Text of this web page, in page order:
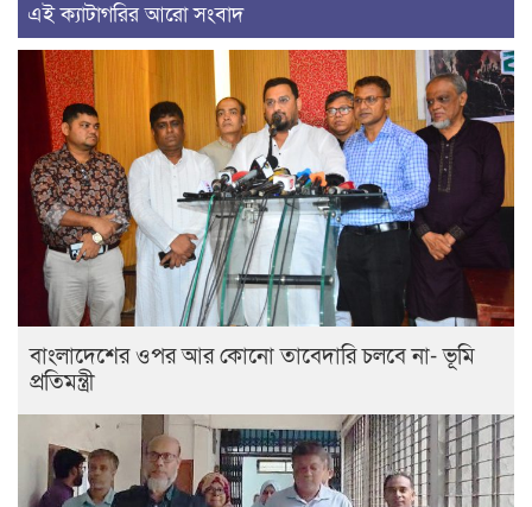
এই ক্যাটাগরির আরো সংবাদ
বাংলাদেশের ওপর আর কোনো তাবেদারি চলবে না- ভূমি
প্রতিমন্ত্রী